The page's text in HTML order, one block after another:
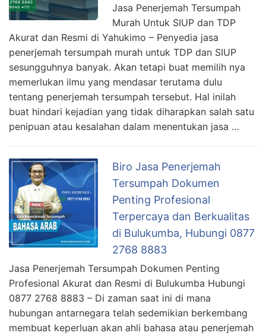
Jasa Penerjemah Tersumpah
Murah Untuk SIUP dan TDP
Akurat dan Resmi di Yahukimo – Penyedia jasa
penerjemah tersumpah murah untuk TDP dan SIUP
sesungguhnya banyak. Akan tetapi buat memilih nya
memerlukan ilmu yang mendasar terutama dulu
tentang penerjemah tersumpah tersebut. Hal inilah
buat hindari kejadian yang tidak diharapkan salah satu
penipuan atau kesalahan dalam menentukan jasa …
Biro Jasa Penerjemah
Tersumpah Dokumen
Penting Profesional
Terpercaya dan Berkualitas
di Bulukumba, Hubungi 0877
2768 8883
Jasa Penerjemah Tersumpah Dokumen Penting
Profesional Akurat dan Resmi di Bulukumba Hubungi
0877 2768 8883 – Di zaman saat ini di mana
hubungan antarnegara telah sedemikian berkembang
membuat keperluan akan ahli bahasa atau penerjemah